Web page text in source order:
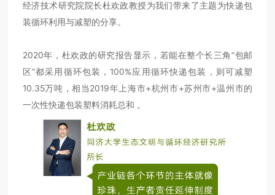
经济技术研究院院长杜欢政教授为我们带来了主题为快递包
装循环利用与减塑的分享。
2020年，杜欢政的研究报告显示，若能在整个长三角“包邮
区”都采用循环包装，100%应用循环快递包装，则可减塑
10.35万吨，相当2019年上海市+杭州市+苏州市+温州市的
一次性快递包装塑料消耗总和 。